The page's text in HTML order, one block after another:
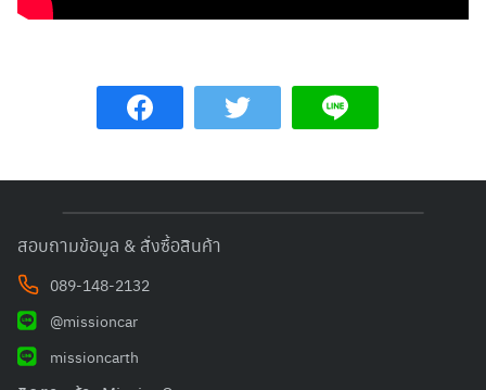
Search
for:
สอบถามข้อมูล & สั่งซื้อสินค้า
089-148-2132
@missioncar
missioncarth